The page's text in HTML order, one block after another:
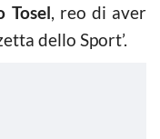
Tosel, reo di aver
dello Sport’.